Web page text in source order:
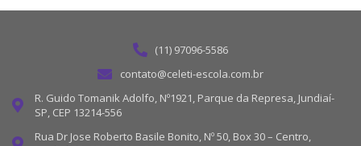
(11) 97096-5586
contato@celeti-escola.com.br
R. Guido Tomanik Adolfo, Nº1921, Parque da Represa, Jundiaí-
SP, CEP 13214-556
Rua Dr Jose Roberto Basile Bonito, Nº 50, Box 30 – Centro,